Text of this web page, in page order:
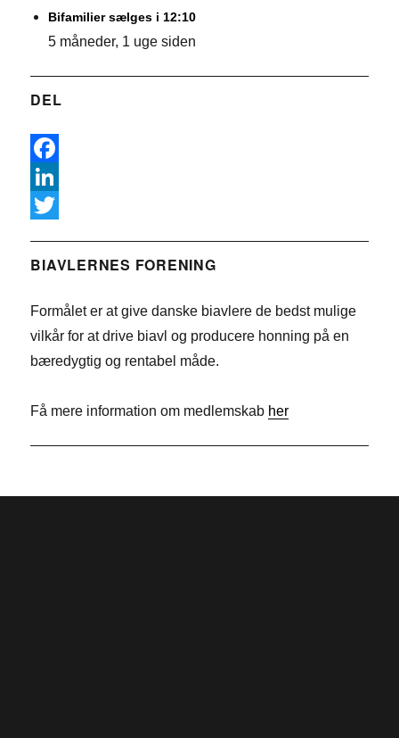
Bifamilier sælges i 12:10
5 måneder, 1 uge siden
DEL
F
a
e
o
L
n
e
n
w
t
r
BIAVLERNES FORENING
Formålet er at give danske biavlere de bedst mulige
vilkår for at drive biavl og producere honning på en
bæredygtig og rentabel måde.
Få mere information om medlemskab her